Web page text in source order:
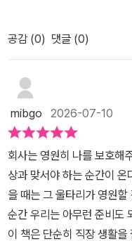
지 않을 때, 사람은 세상이
저자는 성공에는 운의 비중
다는 뜻이 아니라, 결과를
말자는 의미에 가깝다. 운
래서 중요한 것은 원하는
너지지 않는 것이다.이 책은
있는 삶’을 이야기한다. 빠
만큼 나오지 않아도 자기 일
‘1로 서기’를 위해 필요한
돈 관리 역량, 관계 관리 역
잘한다고 삶이 안정되는 것
저절로 정리되는 것도 아니
0대 독립 지향자 자기성찰
하는 분 경제적, 심리적 독
내딛는 인생 1회차들을 향
정, 관계, 위기 대처, 생활 기
를 촘촘하게 담아냈다. 저자의 말대로 우리 사회는 구조적 모순을 외
면한 채 요즘 세대에게 여
이 책의 미덕은 거창하지
터 완벽주의를 내려놓고 먼
도 제대로 알려주지 않았던
하기 위해 등기부등본을 확
기록을 축적하는 방법, 빌런
조언은 청춘들의 삶을 지켜줄 강력한
공감 (0) 댓글 (0)
mibgo 2026-07-10
회사는 영원히 나를 보호해
상과 맞서야 하는 순간이
을 때는 그 울타리가 영원
순간 우리는 아무런 준비도
이 책은 단순히 직장 생활